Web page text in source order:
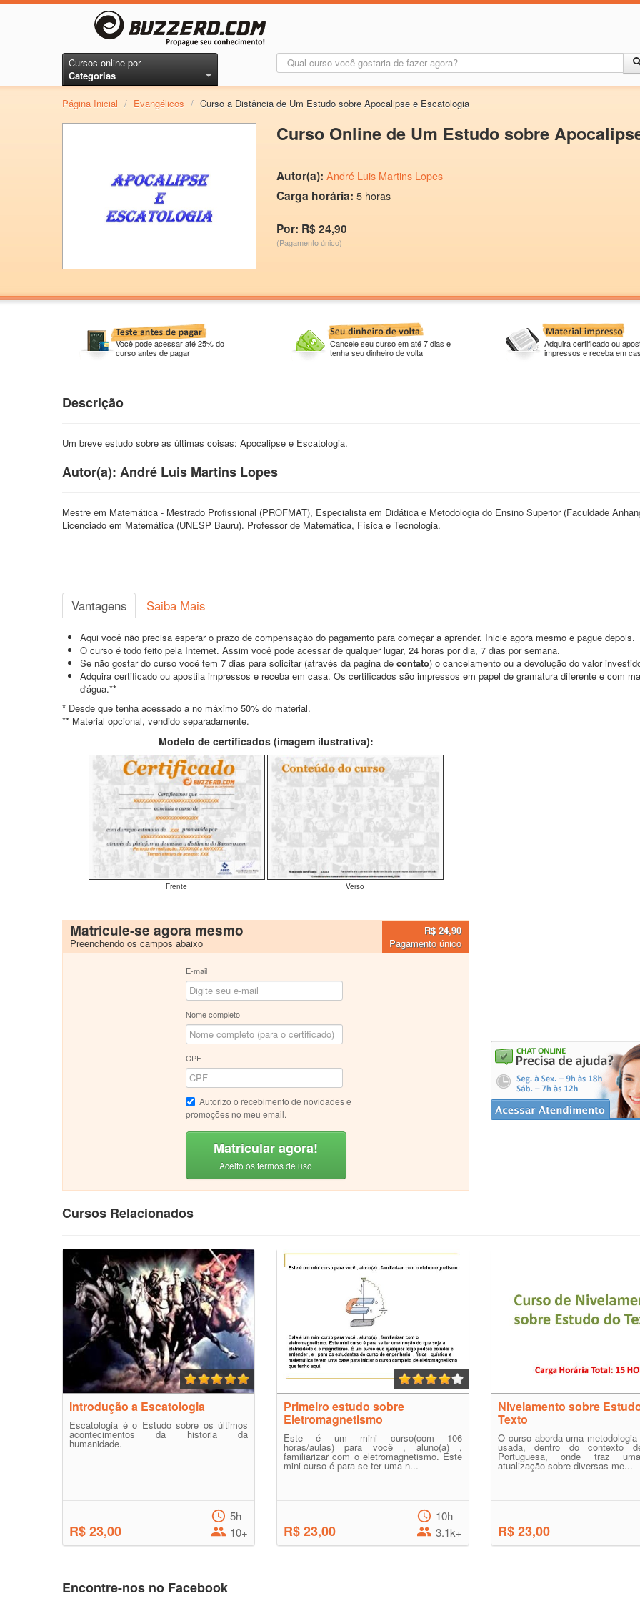
Cursos online por
Categorias
Página Inicial / Evangélicos / Curso a Distância de Um Estudo sobre Apocalipse e Escatologia
Curso Online de Um Estudo sobre
Autor(a): André Luis Martins Lopes
Carga horária: 5 horas
Por: R$ 24,90
(Pagamento único)
Você pode acessar até 25% do
curso antes de pagar
Cancele seu curso em até 7 dias e
tenha seu dinheiro de volta
Adquira certificado ou
impressos e receba em
Descrição
Um breve estudo sobre as últimas coisas: Apocalipse e Escatologia.
Autor(a): André Luis Martins Lopes
Mestre em Matemática - Mestrado Profissional (PROFMAT), Especialista em Didática e Metodologia do Ensino Superior (Faculdade
Licenciado em Matemática (UNESP Bauru). Professor de Matemática, Física e Tecnologia.
Vantagens Saiba Mais
Aqui você não precisa esperar o prazo de compensação do pagamento para começar a aprender. Inicie agora mesmo e pague depois.
O curso é todo feito pela Internet. Assim você pode acessar de qualquer lugar, 24 horas por dia, 7 dias por semana.
Se não gostar do curso você tem 7 dias para solicitar (através da pagina de contato) o cancelamento ou a devolução do valor
Adquira certificado ou apostila impressos e receba em casa. Os certificados são impressos em papel de gramatura diferente e com
d'água.**
* Desde que tenha acessado a no máximo 50% do material.
** Material opcional, vendido separadamente.
Modelo de certificados (imagem ilustrativa):
Frente Verso
Matricule-se agora mesmo
Preenchendo os campos abaixo
R$ 24,90
Pagamento único
E-mail
Nome completo
CPF
Autorizo o recebimento de novidades e
promoções no meu email.
Matricular agora!
Aceito os termos de uso
Cursos Relacionados
Introdução a Escatologia
Escatologia é o Estudo sobre os últimos
acontecimentos da historia da
humanidade.
R$ 23,00
5h
10+
Primeiro estudo sobre
Eletromagnetismo
Este é um mini curso(com 106
horas/aulas) para você , aluno(a) ,
familiarizar com o eletromagnetismo. Este
mini curso é para se ter uma n...
R$ 23,00
10h
3.1k+
Nivelamento sobre
Texto
O curso aborda uma
usada, dentro do contexto
Portuguesa, onde traz
atualização sobre diversas me...
R$ 23,00
Encontre-nos no Facebook